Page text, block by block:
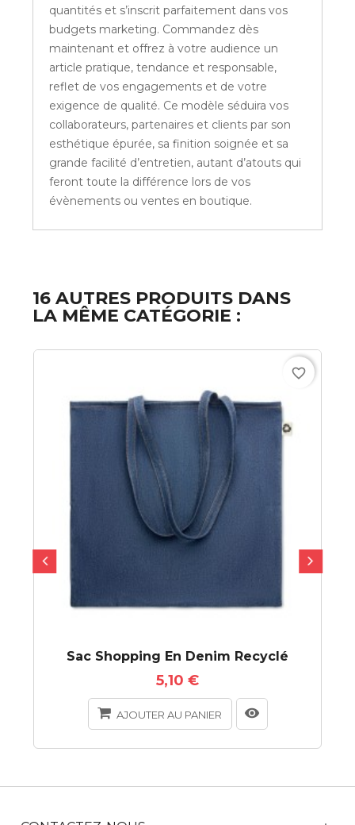
quantités et s’inscrit parfaitement dans vos
budgets marketing. Commandez dès
maintenant et offrez à votre audience un
article pratique, tendance et responsable,
reflet de vos engagements et de votre
exigence de qualité. Ce modèle séduira vos
collaborateurs, partenaires et clients par son
esthétique épurée, sa finition soignée et sa
grande facilité d’entretien, autant d’atouts qui
feront toute la différence lors de vos
évènements ou ventes en boutique.
16 AUTRES PRODUITS DANS
LA MÊME CATÉGORIE :
Sac Shopping En Denim Recyclé
5,10 €
AJOUTER AU PANIER
favorite_border